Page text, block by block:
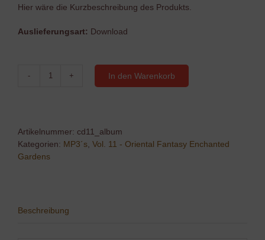
Hier wäre die Kurzbeschreibung des Produkts.
Auslieferungsart: Download
Oriental
Gardens
Menge
In den Warenkorb
Artikelnummer: cd11_album
Kategorien: MP3´s Vol. 11 - Oriental Fantasy Enchanted
Gardens
Beschreibung